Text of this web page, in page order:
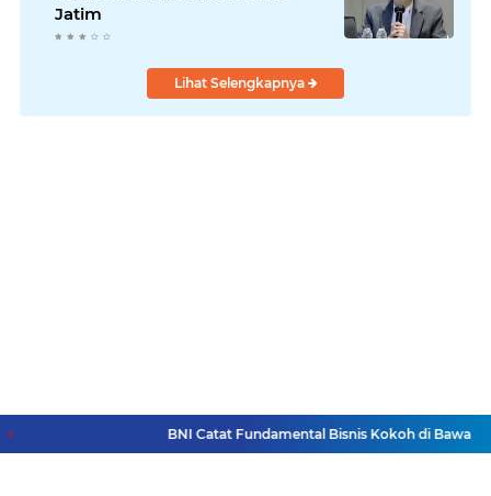
Jatim
Lihat Selengkapnya
BNI Catat Fundamental Bisnis Kokoh di Bawah